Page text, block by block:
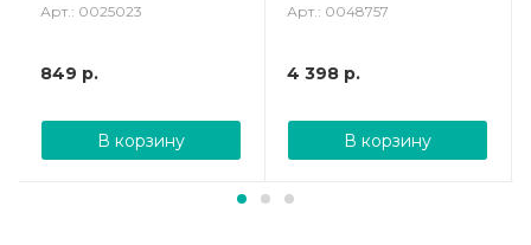
Арт.: 0025023
849 р.
В корзину
Арт.: 0048757
4 398 р.
В корзину